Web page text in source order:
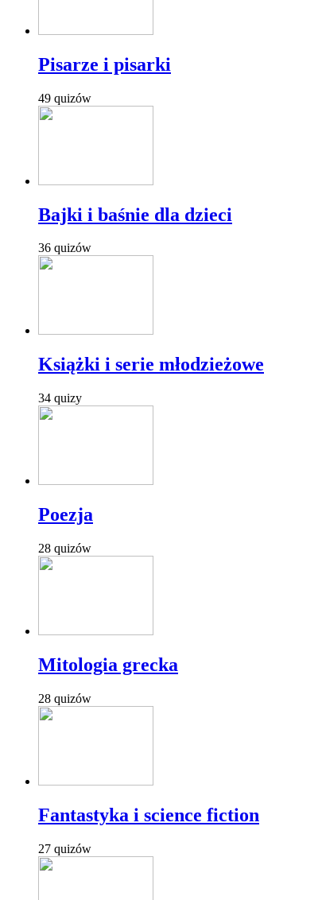
Pisarze i pisarki
49 quizów
Bajki i baśnie dla dzieci
36 quizów
Książki i serie młodzieżowe
34 quizy
Poezja
28 quizów
Mitologia grecka
28 quizów
Fantastyka i science fiction
27 quizów